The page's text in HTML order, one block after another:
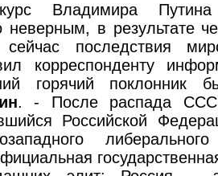
курс Владимира
неверным, в результате
последствия
корреспонденту
горячий поклонник
. - После распада
Российской